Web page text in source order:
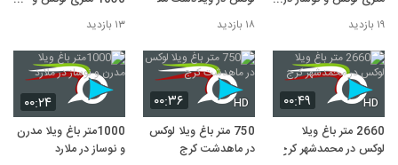
ملارد لم آباد
۱۹ بازدید ۱۸ بازدید
شیک در لم آباد ملارد
۱۳ بازدید
۰۰:۴۹ HD
2660 متر باغ ویلا
لوکس در محمدشهر کرج
۰۰:۳۶ HD
750 متر باغ ویلا لوکس
در ماهدشت کرج
۰۰:۲۴
1000متر باغ ویلا مدرن
و نوساز در ملارد